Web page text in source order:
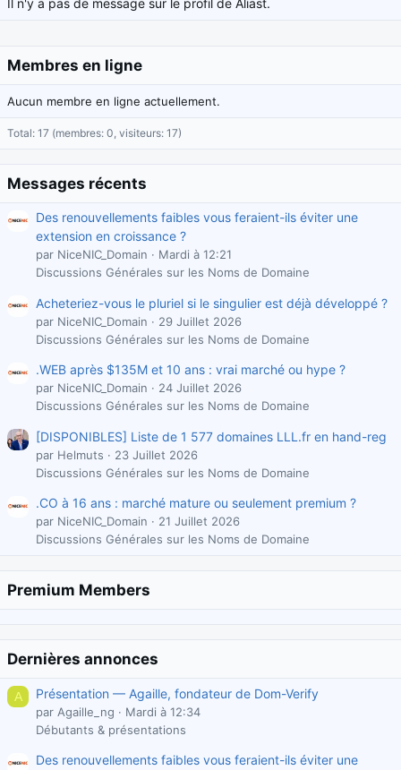
Membres en ligne
Aucun membre en ligne actuellement.
Total: 17 (membres: 0, visiteurs: 17)
Messages récents
Des renouvellements faibles vous feraient-ils éviter une
extension en croissance ?
par NiceNIC_Domain
Mardi à 12:21
Discussions Générales sur les Noms de Domaine
Acheteriez-vous le pluriel si le singulier est déjà développé ?
par NiceNIC_Domain
29 Juillet 2026
Discussions Générales sur les Noms de Domaine
.WEB après $135M et 10 ans : vrai marché ou hype ?
par NiceNIC_Domain
24 Juillet 2026
Discussions Générales sur les Noms de Domaine
[DISPONIBLES] Liste de 1 577 domaines LLL.fr en hand-reg
par Helmuts
23 Juillet 2026
Discussions Générales sur les Noms de Domaine
.CO à 16 ans : marché mature ou seulement premium ?
par NiceNIC_Domain
21 Juillet 2026
Discussions Générales sur les Noms de Domaine
Premium Members
Dernières annonces
A Présentation — Agaille, fondateur de Dom-Verify
par Agaille_ng
Mardi à 12:34
Débutants & présentations
Des renouvellements faibles vous feraient-ils éviter une